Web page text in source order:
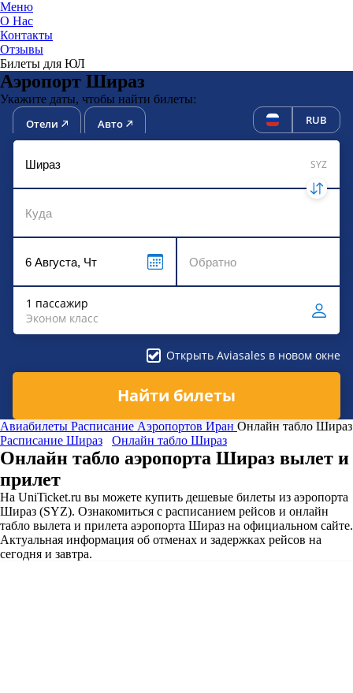
Меню
О Нас
Контакты
Отзывы
Билеты для ЮЛ
Аэропорт Шираз
Укажите даты, чтобы найти билеты:
Отели Авто RUB
SYZ
1 пассажир
Эконом класс
Открыть Aviasales в новом окне
Найти билеты
Авиабилеты Расписание Аэропортов Иран Онлайн табло Шираз
Расписание Шираз
Онлайн табло Шираз
Онлайн табло аэропорта Шираз вылет и
прилет
На UniTicket.ru вы можете купить дешевые билеты из аэропорта
Шираз (SYZ). Ознакомиться с расписанием рейсов и онлайн
табло вылета и прилета аэропорта Шираз на официальном сайте.
Актуальная информация об отменах и задержках рейсов на
сегодня и завтра.